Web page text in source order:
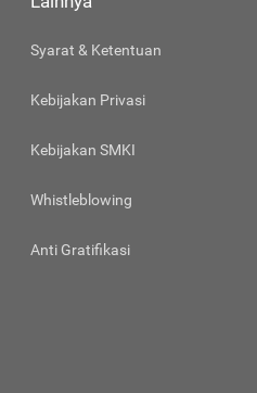
Syarat & Ketentuan
Kebijakan Privasi
Kebijakan SMKI
Whistleblowing
Anti Gratifikasi